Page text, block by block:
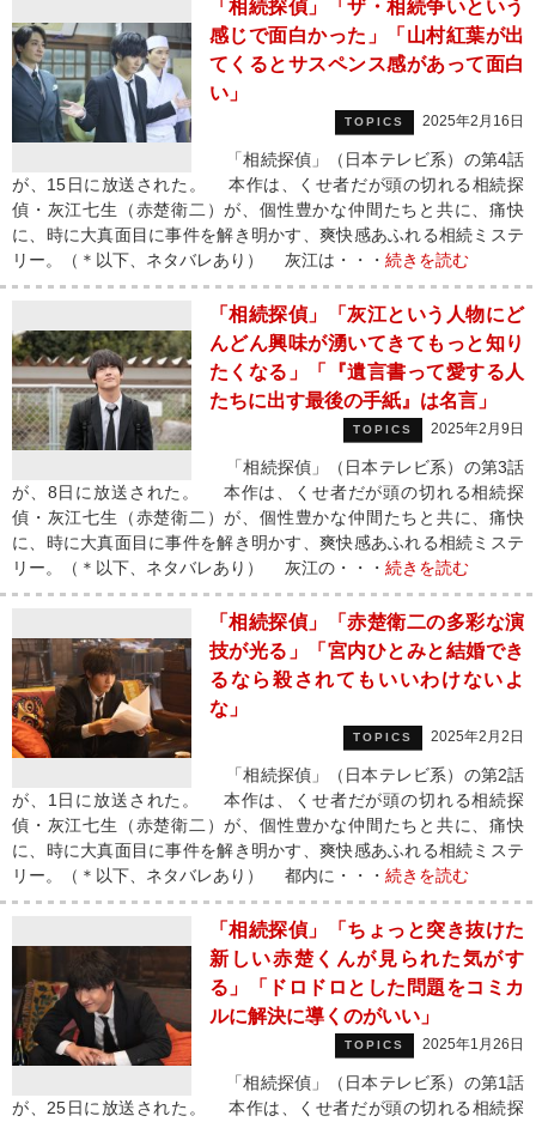
「相続探偵」「ザ・相続争いという
感じで面白かった」「山村紅葉が出
てくるとサスペンス感があって面白
い」
TOPICS 2025年2月16日
「相続探偵」（日本テレビ系）の第4話
が、15日に放送された。 本作は、くせ者だが頭の切れる相続探
偵・灰江七生（赤楚衛二）が、個性豊かな仲間たちと共に、痛快
に、時に大真面目に事件を解き明かす、爽快感あふれる相続ミステ
リー。（＊以下、ネタバレあり） 灰江は・・・ 続きを読む
「相続探偵」「灰江という人物にど
んどん興味が湧いてきてもっと知り
たくなる」「『遺言書って愛する人
たちに出す最後の手紙』は名言」
TOPICS 2025年2月9日
「相続探偵」（日本テレビ系）の第3話
が、8日に放送された。 本作は、くせ者だが頭の切れる相続探
偵・灰江七生（赤楚衛二）が、個性豊かな仲間たちと共に、痛快
に、時に大真面目に事件を解き明かす、爽快感あふれる相続ミステ
リー。（＊以下、ネタバレあり） 灰江の・・・ 続きを読む
「相続探偵」「赤楚衛二の多彩な演
技が光る」「宮内ひとみと結婚でき
るなら殺されてもいいわけないよ
な」
TOPICS 2025年2月2日
「相続探偵」（日本テレビ系）の第2話
が、1日に放送された。 本作は、くせ者だが頭の切れる相続探
偵・灰江七生（赤楚衛二）が、個性豊かな仲間たちと共に、痛快
に、時に大真面目に事件を解き明かす、爽快感あふれる相続ミステ
リー。（＊以下、ネタバレあり） 都内に・・・ 続きを読む
「相続探偵」「ちょっと突き抜けた
新しい赤楚くんが見られた気がす
る」「ドロドロとした問題をコミカ
ルに解決に導くのがいい」
TOPICS 2025年1月26日
「相続探偵」（日本テレビ系）の第1話
が、25日に放送された。 本作は、くせ者だが頭の切れる相続探